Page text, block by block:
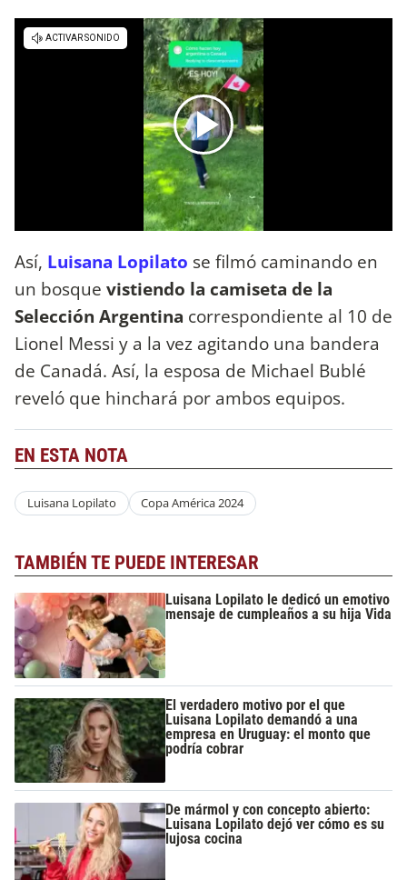
Así, Luisana Lopilato se filmó caminando en
un bosque vistiendo la camiseta de la
Selección Argentina correspondiente al 10 de
Lionel Messi y a la vez agitando una bandera
de Canadá. Así, la esposa de Michael Bublé
reveló que hinchará por ambos equipos.
EN ESTA NOTA
Luisana Lopilato Copa América 2024
TAMBIÉN TE PUEDE INTERESAR
Luisana Lopilato le dedicó un emotivo
mensaje de cumpleaños a su hija Vida
El verdadero motivo por el que
Luisana Lopilato demandó a una
empresa en Uruguay: el monto que
podría cobrar
De mármol y con concepto abierto:
Luisana Lopilato dejó ver cómo es su
lujosa cocina